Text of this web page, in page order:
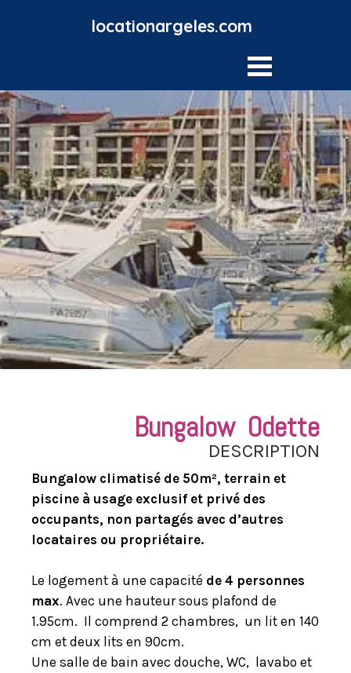
locationargeles.com
VOTRE MAISON AVEC PISCINE POUR VOS VACANCES
Bungalow Odette
DESCRIPTION
Bungalow climatisé de 50m², terrain et
piscine à usage exclusif et privé des
occupants, non partagés avec d’autres
locataires ou propriétaire.
Le logement à une capacité de 4 personnes
max. Avec une hauteur sous plafond de
1.95cm. Il comprend 2 chambres, un lit en 140
cm et deux lits en 90cm.
Une salle de bain avec douche, WC, lavabo et